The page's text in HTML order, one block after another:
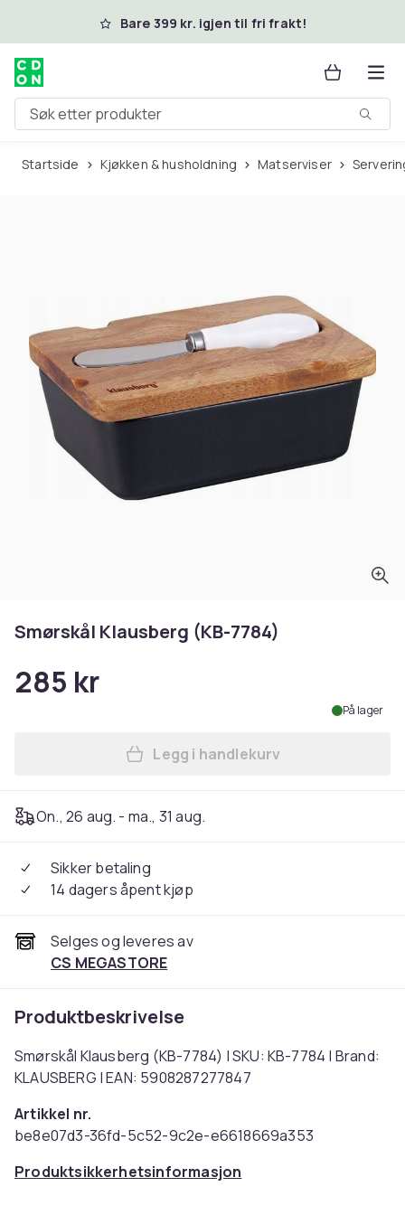
Hopp til hovedinnholdBare 399 kr. igjen til fri frakt!
Søk etter produkter
Startside Kjøkken & husholdning Matserviser
Smørskål Klausberg (KB-7784)
285 kr
På lager
Legg Smørskål Klausberg
Legg i handlekurv
On., 26 aug. - ma., 31 aug.
Sikker betaling
14 dagers åpent kjøp
Selges og leveres av
CS MEGASTORE
Produktbeskrivelse
Smørskål Klausberg (KB-7784) | SKU: KB-7784 | Brand:
KLAUSBERG | EAN: 5908287277847
Artikkel nr.
be8e07d3-36fd-5c52-9c2e-e6618669a353
Produktsikkerhetsinformasjon